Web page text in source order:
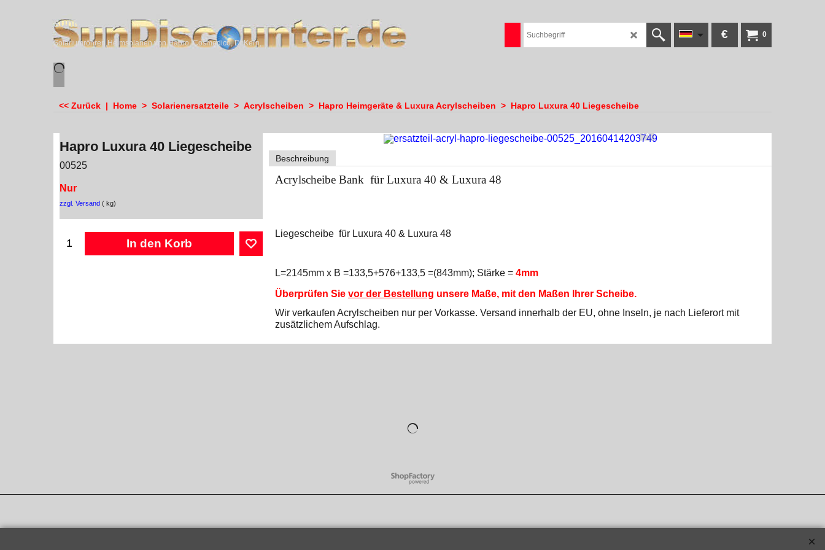
sundiscounter
Solariumröhren,Heimsolarien von Hapro, Cosmedico, Dr.Kern, Megasun & Ergoline
0
€
<< Zurück | Home > Solarienersatzteile > Acrylscheiben > Hapro Heimgeräte & Luxura Acrylscheiben > Hapro Luxura 40 Liegescheibe
Hapro Luxura 40 Liegescheibe
00525
Nur
zzgl. Versand kg
In den Korb
Beschreibung
Acrylscheibe Bank für Luxura 40 & Luxura 48
Liegescheibe für Luxura 40 & Luxura 48
L=2145mm x B =133,5+576+133,5 =(843mm); Stärke = 4mm
Überprüfen Sie vor der Bestellung unsere Maße, mit den Maßen Ihrer Scheibe.
Wir verkaufen Acrylscheiben nur per Vorkasse. Versand innerhalb der EU, ohne Inseln, je nach Lieferort mit
zusätzlichem Aufschlag.
WebShop erstellt mit
ShopFactory Shop